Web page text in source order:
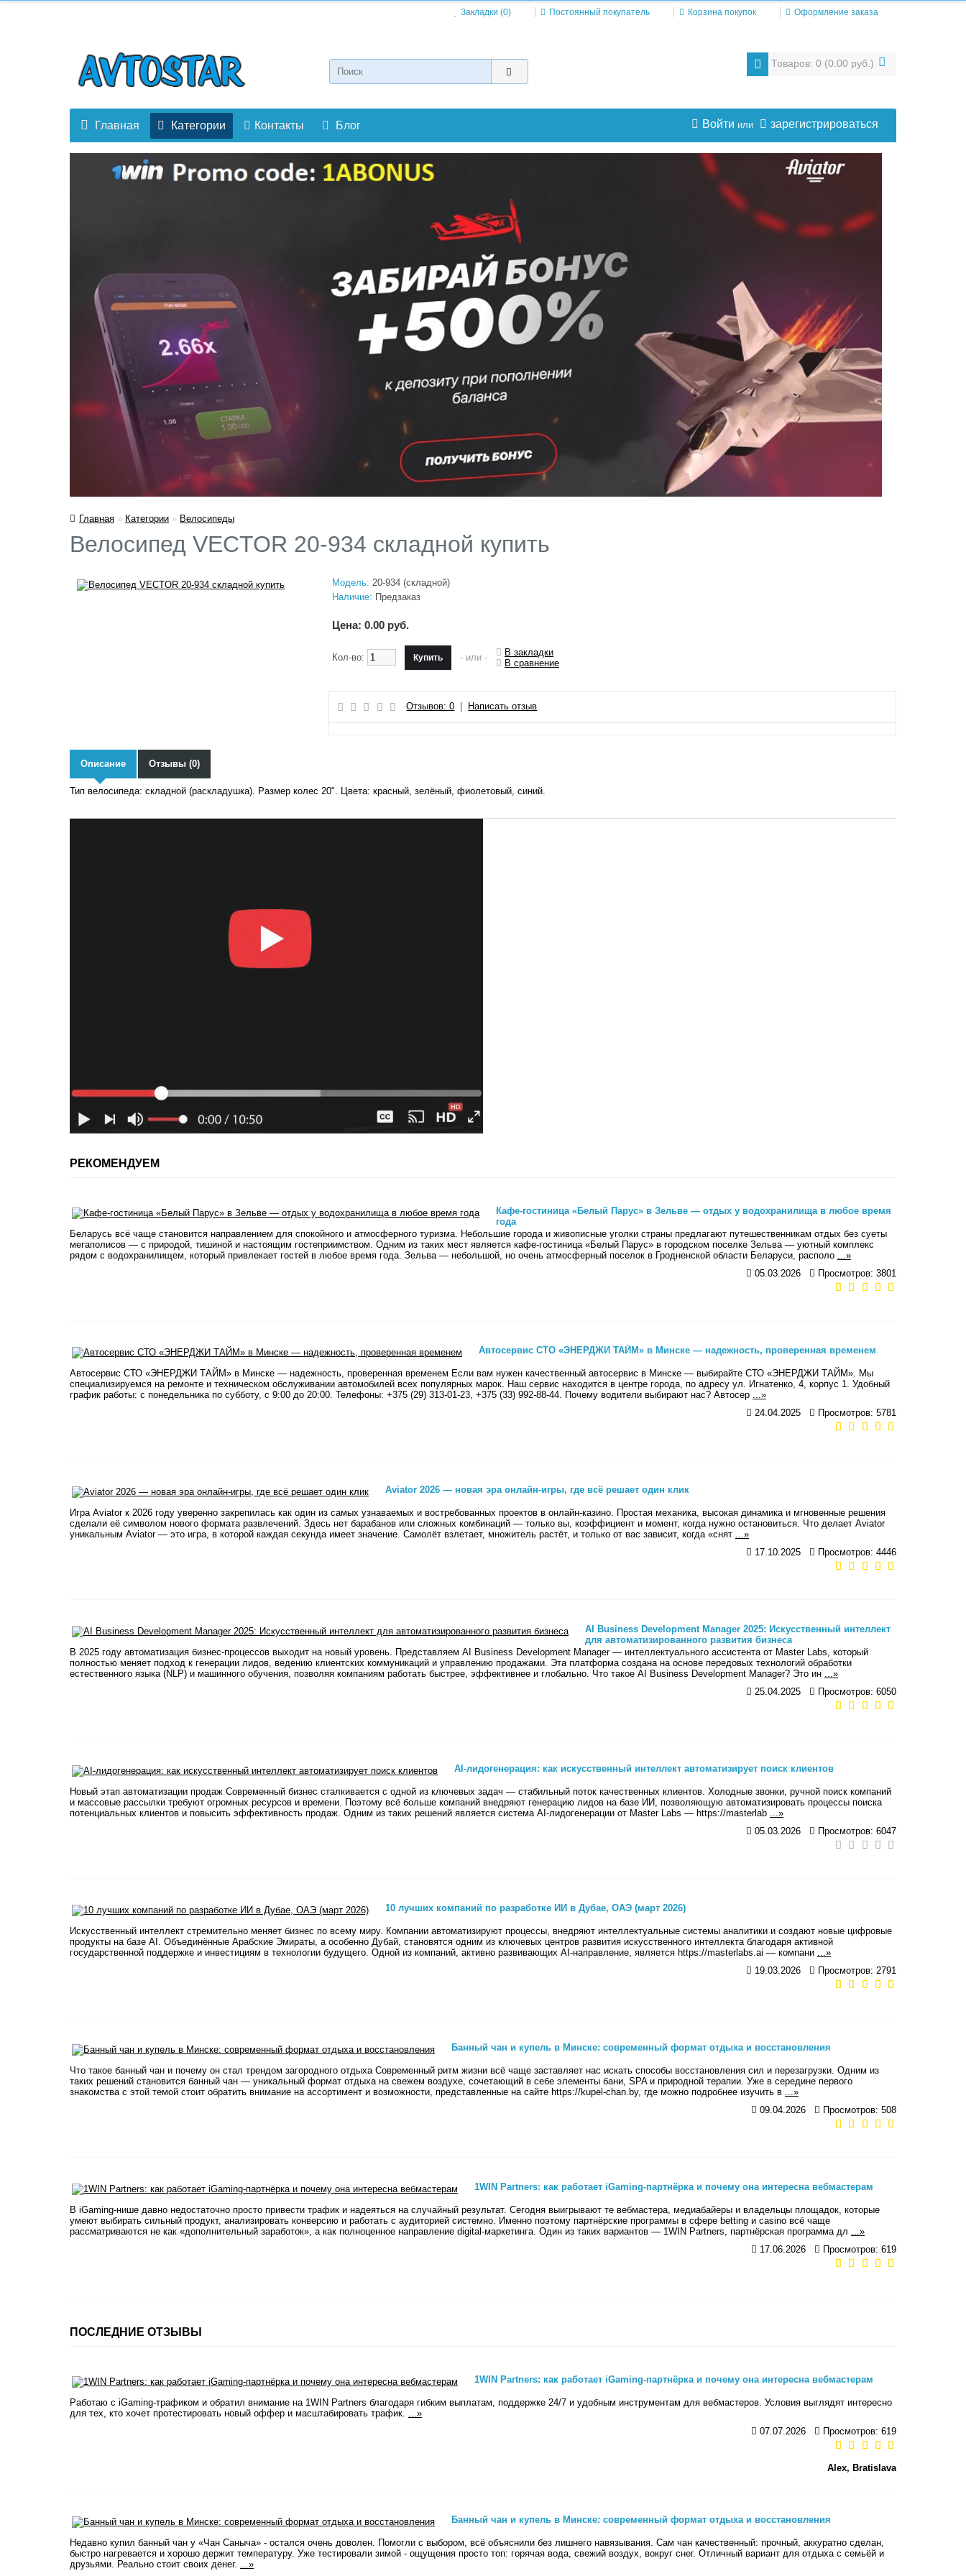
Товаров: 0 (0.00 руб.)
Войти или зарегистрироваться
Закладки (0) Постоянный покупатель Корзина покупок Оформление заказа
Главная Категории Контакты Блог
Главная » Категории » Велосипеды
Велосипед VECTOR 20-934 складной купить
Модель: 20-934 (складной)
Наличие: Предзаказ
Цена: 0.00 руб.
Кол-во: - или -
В закладки
В сравнение
Отзывов: 0 Написать отзыв
Описание Отзывы (0)
Тип велосипеда: складной (раскладушка). Размер колес 20". Цвета: красный, зелёный, фиолетовый, синий.
РЕКОМЕНДУЕМ
Кафе-гостиница «Белый Парус» в Зельве — отдых у водохранилища в любое время
года
Беларусь всё чаще становится направлением для спокойного и атмосферного туризма. Небольшие города и живописные уголки страны предлагают путешественникам отдых без суеты
мегаполисов — с природой, тишиной и настоящим гостеприимством. Одним из таких мест является кафе-гостиница «Белый Парус» в городском поселке Зельва — уютный комплекс
рядом с водохранилищем, который привлекает гостей в любое время года. Зельва — небольшой, но очень атмосферный поселок в Гродненской области Беларуси, располо
...»
05.03.2026
Просмотров: 3801
Автосервис СТО «ЭНЕРДЖИ ТАЙМ» в Минске — надежность, проверенная временем
Автосервис СТО «ЭНЕРДЖИ ТАЙМ» в Минске — надежность, проверенная временем Если вам нужен качественный автосервис в Минске — выбирайте СТО «ЭНЕРДЖИ ТАЙМ». Мы
специализируемся на ремонте и техническом обслуживании автомобилей всех популярных марок. Наш сервис находится в центре города, по адресу ул. Игнатенко, 4, корпус 1. Удобный
график работы: с понедельника по субботу, с 9:00 до 20:00. Телефоны: +375 (29) 313-01-23, +375 (33) 992-88-44. Почему водители выбирают нас? Автосер
...»
24.04.2025
Просмотров: 5781
Aviator 2026 — новая эра онлайн-игры, где всё решает один клик
​ Игра Aviator к 2026 году уверенно закрепилась как один из самых узнаваемых и востребованных проектов в онлайн-казино. Простая механика, высокая динамика и мгновенные решения
сделали её символом нового формата развлечений. Здесь нет барабанов или сложных комбинаций — только вы, коэффициент и момент, когда нужно остановиться. Что делает Aviator
уникальным Aviator — это игра, в которой каждая секунда имеет значение. Самолёт взлетает, множитель растёт, и только от вас зависит, когда «снят
...»
17.10.2025
Просмотров: 4446
AI Business Development Manager 2025: Искусственный интеллект
для автоматизированного развития бизнеса
В 2025 году автоматизация бизнес-процессов выходит на новый уровень. Представляем AI Business Development Manager — интеллектуального ассистента от Master Labs, который
полностью меняет подход к генерации лидов, ведению клиентских коммуникаций и управлению продажами. Эта платформа создана на основе передовых технологий обработки
естественного языка (NLP) и машинного обучения, позволяя компаниям работать быстрее, эффективнее и глобально. Что такое AI Business Development Manager? Это ин
...»
25.04.2025
Просмотров: 6050
AI-лидогенерация: как искусственный интеллект автоматизирует поиск клиентов
Новый этап автоматизации продаж Современный бизнес сталкивается с одной из ключевых задач — стабильный поток качественных клиентов. Холодные звонки, ручной поиск компаний
и массовые рассылки требуют огромных ресурсов и времени. Поэтому всё больше компаний внедряют генерацию лидов на базе ИИ, позволяющую автоматизировать процессы поиска
потенциальных клиентов и повысить эффективность продаж. Одним из таких решений является система AI-лидогенерации от Master Labs — https://masterlab
...»
05.03.2026
Просмотров: 6047
10 лучших компаний по разработке ИИ в Дубае, ОАЭ (март 2026)
Искусственный интеллект стремительно меняет бизнес по всему миру. Компании автоматизируют процессы, внедряют интеллектуальные системы аналитики и создают новые цифровые
продукты на базе AI. Объединённые Арабские Эмираты, а особенно Дубай, становятся одним из ключевых центров развития искусственного интеллекта благодаря активной
государственной поддержке и инвестициям в технологии будущего. Одной из компаний, активно развивающих AI-направление, является https://masterlabs.ai — компани
...»
19.03.2026
Просмотров: 2791
Банный чан и купель в Минске: современный формат отдыха и восстановления
Что такое банный чан и почему он стал трендом загородного отдыха Современный ритм жизни всё чаще заставляет нас искать способы восстановления сил и перезагрузки. Одним из
таких решений становится банный чан — уникальный формат отдыха на свежем воздухе, сочетающий в себе элементы бани, SPA и природной терапии. Уже в середине первого
знакомства с этой темой стоит обратить внимание на ассортимент и возможности, представленные на сайте https://kupel-chan.by, где можно подробнее изучить в
...»
09.04.2026
Просмотров: 508
1WIN Partners: как работает iGaming-партнёрка и почему она интересна вебмастерам
В iGaming-нише давно недостаточно просто привести трафик и надеяться на случайный результат. Сегодня выигрывают те вебмастера, медиабайеры и владельцы площадок, которые
умеют выбирать сильный продукт, анализировать конверсию и работать с аудиторией системно. Именно поэтому партнёрские программы в сфере betting и casino всё чаще
рассматриваются не как «дополнительный заработок», а как полноценное направление digital-маркетинга. Один из таких вариантов — 1WIN Partners, партнёрская программа дл
...»
17.06.2026
Просмотров: 619
ПОСЛЕДНИЕ ОТЗЫВЫ
1WIN Partners: как работает iGaming-партнёрка и почему она интересна вебмастерам
Работаю с iGaming-трафиком и обратил внимание на 1WIN Partners благодаря гибким выплатам, поддержке 24/7 и удобным инструментам для вебмастеров. Условия выглядят интересно
для тех, кто хочет протестировать новый оффер и масштабировать трафик.
...»
07.07.2026
Просмотров: 619
Alex, Bratislava
Банный чан и купель в Минске: современный формат отдыха и восстановления
Недавно купил банный чан у «Чан Саныча» - остался очень доволен. Помогли с выбором, всё объяснили без лишнего навязывания. Сам чан качественный: прочный, аккуратно сделан,
быстро нагревается и хорошо держит температуру. Уже тестировали зимой - ощущения просто топ: горячая вода, свежий воздух, вокруг снег. Отличный вариант для отдыха с семьёй и
друзьями. Реально стоит своих денег.
...»